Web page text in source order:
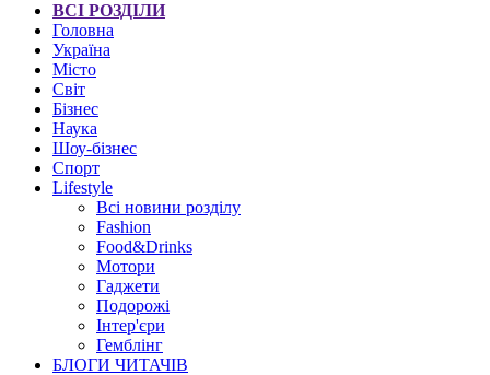
ВСІ РОЗДІЛИ
Головна
Україна
Місто
Світ
Бізнес
Наука
Шоу-бізнес
Спорт
Lifestyle
Всі новини розділу
Fashion
Food&Drinks
Мотори
Гаджети
Подорожі
Інтер'єри
Гемблінг
БЛОГИ ЧИТАЧІВ